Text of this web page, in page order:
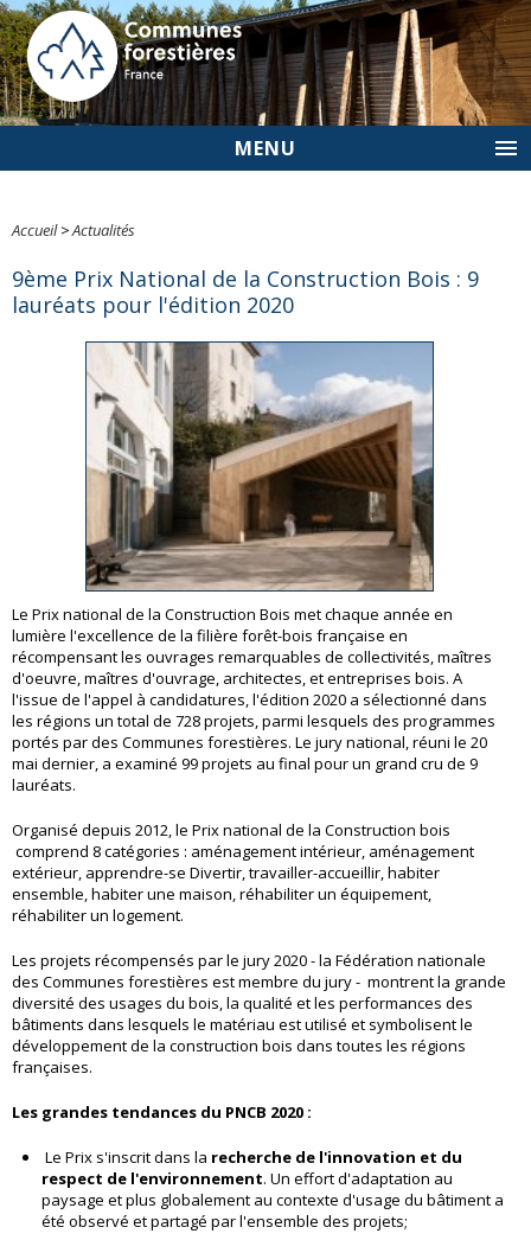
MENU
Accueil>Actualités
9ème Prix National de la Construction Bois : 9
lauréats pour l'édition 2020
Le Prix national de la Construction Bois met chaque année en
lumière l'excellence de la filière forêt-bois française en
récompensant les ouvrages remarquables de collectivités, maîtres
d'oeuvre, maîtres d'ouvrage, architectes, et entreprises bois. A
l'issue de l'appel à candidatures, l'édition 2020 a sélectionné dans
les régions un total de 728 projets, parmi lesquels des programmes
portés par des Communes forestières. Le jury national, réuni le 20
mai dernier, a examiné 99 projets au final pour un grand cru de 9
lauréats.
Organisé depuis 2012, le Prix national de la Construction bois
comprend 8 catégories : aménagement intérieur, aménagement
extérieur, apprendre-se Divertir, travailler-accueillir, habiter
ensemble, habiter une maison, réhabiliter un équipement,
réhabiliter un logement.
Les projets récompensés par le jury 2020 - la Fédération nationale
des Communes forestières est membre du jury - montrent la grande
diversité des usages du bois, la qualité et les performances des
bâtiments dans lesquels le matériau est utilisé et symbolisent le
développement de la construction bois dans toutes les régions
françaises.
Les grandes tendances du PNCB 2020 :
Le Prix s'inscrit dans la recherche de l'innovation et du
respect de l'environnement. Un effort d'adaptation au
paysage et plus globalement au contexte d'usage du bâtiment a
été observé et partagé par l'ensemble des projets;